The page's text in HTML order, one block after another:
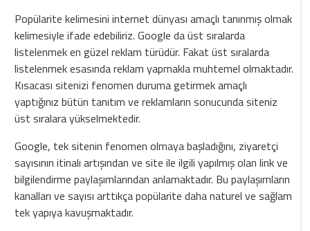
Popülarite kelimesini internet dünyası amaçlı tanınmış olmak
kelimesiyle ifade edebiliriz. Google da üst sıralarda
listelenmek en güzel reklam türüdür. Fakat üst sıralarda
listelenmek esasında reklam yapmakla muhtemel olmaktadır.
Kısacası sitenizi fenomen duruma getirmek amaçlı
yaptığınız bütün tanıtım ve reklamların sonucunda siteniz
üst sıralara yükselmektedir.
Google, tek sitenin fenomen olmaya başladığını, ziyaretçi
sayısının itinalı artışından ve site ile ilgili yapılmış olan link ve
bilgilendirme paylaşımlarından anlamaktadır. Bu paylaşımların
kanalları ve sayısı arttıkça popülarite daha naturel ve sağlam
tek yapıya kavuşmaktadır.